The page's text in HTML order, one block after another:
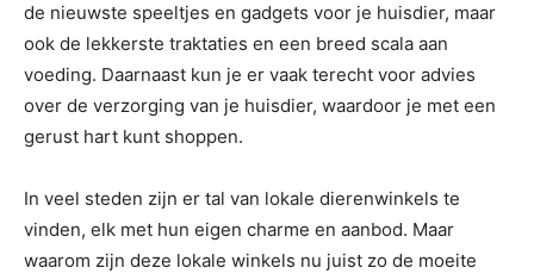
de nieuwste speeltjes en gadgets voor je huisdier, maar
ook de lekkerste traktaties en een breed scala aan
voeding. Daarnaast kun je er vaak terecht voor advies
over de verzorging van je huisdier, waardoor je met een
gerust hart kunt shoppen.
In veel steden zijn er tal van lokale dierenwinkels te
vinden, elk met hun eigen charme en aanbod. Maar
waarom zijn deze lokale winkels nu juist zo de moeite